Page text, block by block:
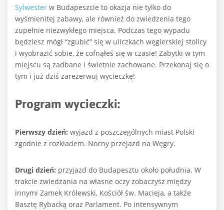
Sylwester w Budapeszcie to okazja nie tylko do
wyśmienitej zabawy, ale również do zwiedzenia tego
zupełnie niezwykłego miejsca. Podczas tego wypadu
będziesz mógł “zgubić” się w uliczkach węgierskiej stolicy
i wyobrazić sobie, że cofnąłeś się w czasie! Zabytki w tym
miejscu są zadbane i świetnie zachowane. Przekonaj się o
tym i już dziś zarezerwuj wycieczkę!
Program wycieczki:
Pierwszy dzień: wyjazd z poszczególnych miast Polski
zgodnie z rozkładem. Nocny przejazd na Węgry.
Drugi dzień: przyjazd do Budapesztu około południa. W
trakcie zwiedzania na własne oczy zobaczysz między
innymi Zamek Królewski, Kościół św. Macieja, a także
Basztę Rybacką oraz Parlament. Po intensywnym